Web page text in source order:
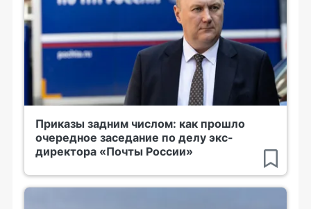
Приказы задним числом: как прошло
очередное заседание по делу экс-
директора «Почты России»